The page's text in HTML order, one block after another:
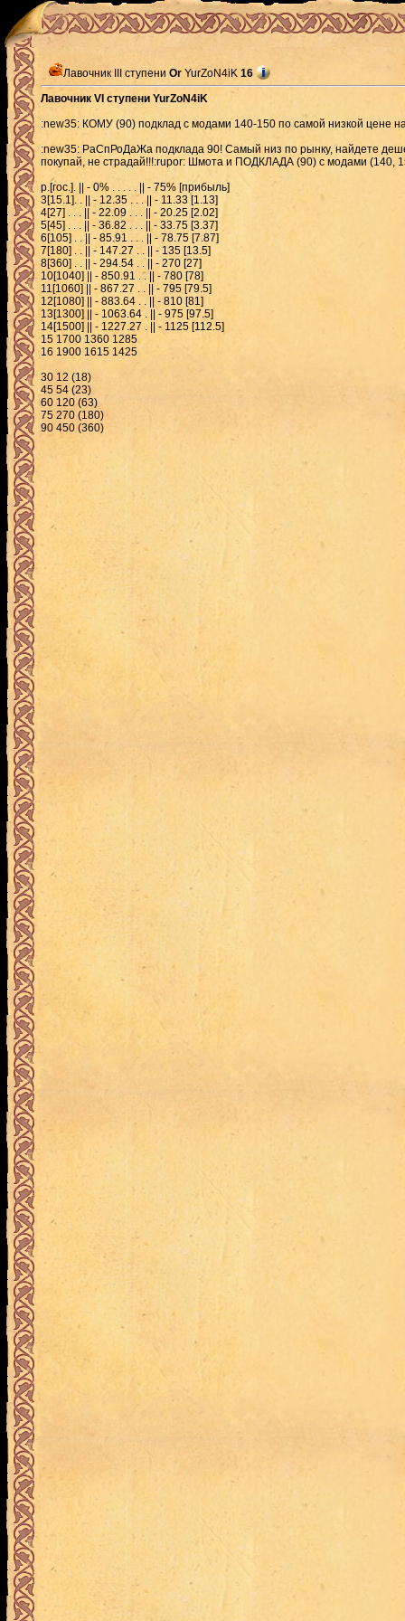
Лавочник III ступени Or YurZoN4iK 16
Лавочник VI ступени YurZoN4iK
:new35: КОМУ (90) подклад с модами 140-150 по самой низкой цене
:new35: РаСпРоДаЖа подклада 90! Самый низ по рынку, найдете
покупай, не страдай!!!:rupor: Шмота и ПОДКЛАДА (90) с модами (140,
р.[гос.]. || - 0% . . . . . || - 75% [прибыль]
3[15.1]. . || - 12.35 . . . || - 11.33 [1.13]
4[27] . . . || - 22.09 . . . || - 20.25 [2.02]
5[45] . . . || - 36.82 . . . || - 33.75 [3.37]
6[105] . . || - 85.91 . . . || - 78.75 [7.87]
7[180] . . || - 147.27 . . || - 135 [13.5]
8[360] . . || - 294.54 . . || - 270 [27]
10[1040] || - 850.91 . . || - 780 [78]
11[1060] || - 867.27 . . || - 795 [79.5]
12[1080] || - 883.64 . . || - 810 [81]
13[1300] || - 1063.64 . || - 975 [97.5]
14[1500] || - 1227.27 . || - 1125 [112.5]
15 1700 1360 1285
16 1900 1615 1425
30 12 (18)
45 54 (23)
60 120 (63)
75 270 (180)
90 450 (360)